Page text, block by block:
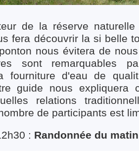
de la réserve
fera découvrir la si belle
nous évitera de
sont remarquables
fourniture d'eau de
guide nous expliquera
relations
de participants est
: Randonnée du matin